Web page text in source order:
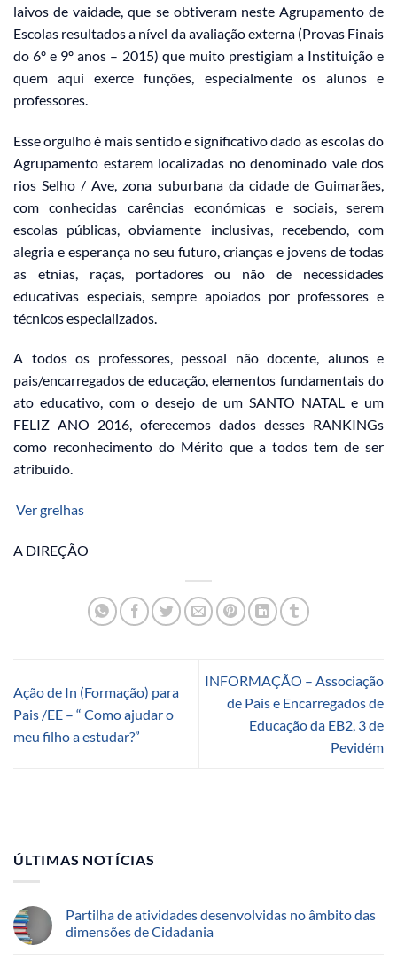
laivos de vaidade, que se obtiveram neste Agrupamento de
Escolas resultados a nível da avaliação externa (Provas Finais
do 6º e 9º anos – 2015) que muito prestigiam a Instituição e
quem aqui exerce funções, especialmente os alunos e
professores.
Esse orgulho é mais sentido e significativo dado as escolas do
Agrupamento estarem localizadas no denominado vale dos
rios Selho / Ave, zona suburbana da cidade de Guimarães,
com conhecidas carências económicas e sociais, serem
escolas públicas, obviamente inclusivas, recebendo, com
alegria e esperança no seu futuro, crianças e jovens de todas
as etnias, raças, portadores ou não de necessidades
educativas especiais, sempre apoiados por professores e
técnicos especializados.
A todos os professores, pessoal não docente, alunos e
pais/encarregados de educação, elementos fundamentais do
ato educativo, com o desejo de um SANTO NATAL e um
FELIZ ANO 2016, oferecemos dados desses RANKINGs
como reconhecimento do Mérito que a todos tem de ser
atribuído.
Ver grelhas
A DIREÇÃO
Ação de In (Formação) para
Pais /EE – “ Como ajudar o
meu filho a estudar?”
INFORMAÇÃO – Associação
de Pais e Encarregados de
Educação da EB2, 3 de
Pevidém
ÚLTIMAS NOTÍCIAS
Partilha de atividades desenvolvidas no âmbito das
dimensões de Cidadania